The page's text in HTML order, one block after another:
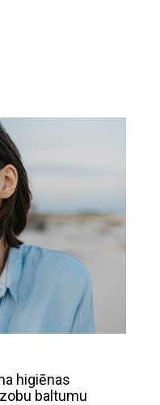
higiēnas
baltumu